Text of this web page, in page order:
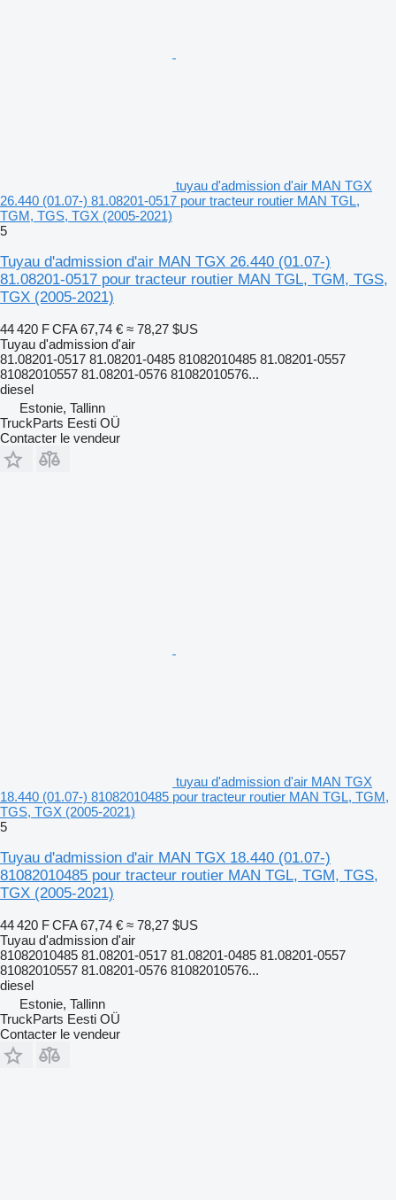
tuyau d'admission d'air MAN TGX
26.440 (01.07-) 81.08201-0517 pour tracteur routier MAN TGL,
TGM, TGS, TGX (2005-2021)
5
Tuyau d'admission d'air MAN TGX 26.440 (01.07-)
81.08201-0517 pour tracteur routier MAN TGL, TGM, TGS,
TGX (2005-2021)
44 420 F CFA 67,74 € ≈ 78,27 $US
Tuyau d'admission d'air
81.08201-0517 81.08201-0485 81082010485 81.08201-0557
81082010557 81.08201-0576 81082010576...
diesel
Estonie, Tallinn
TruckParts Eesti OÜ
Contacter le vendeur
tuyau d'admission d'air MAN TGX
18.440 (01.07-) 81082010485 pour tracteur routier MAN TGL, TGM,
TGS, TGX (2005-2021)
5
Tuyau d'admission d'air MAN TGX 18.440 (01.07-)
81082010485 pour tracteur routier MAN TGL, TGM, TGS,
TGX (2005-2021)
44 420 F CFA 67,74 € ≈ 78,27 $US
Tuyau d'admission d'air
81082010485 81.08201-0517 81.08201-0485 81.08201-0557
81082010557 81.08201-0576 81082010576...
diesel
Estonie, Tallinn
TruckParts Eesti OÜ
Contacter le vendeur